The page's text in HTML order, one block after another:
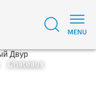
Chateaux